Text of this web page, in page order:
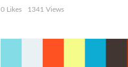
0 Likes 1341 Views